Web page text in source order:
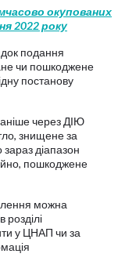
окупованих
2022 року
подання
чи пошкоджене
постанову
через ДІЮ
знищене за
діапазон
пошкоджене
можна
розділі
у ЦНАП чи за